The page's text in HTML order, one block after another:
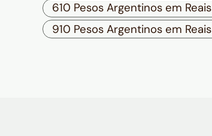
610 Pesos Argentinos em Reais
910 Pesos Argentinos em Reais